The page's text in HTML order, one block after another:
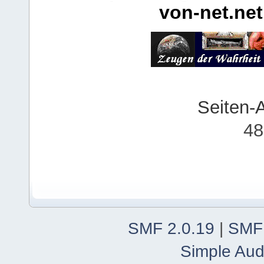
von-net.net
Seiten-
SMF 2.0.19 |
Simple